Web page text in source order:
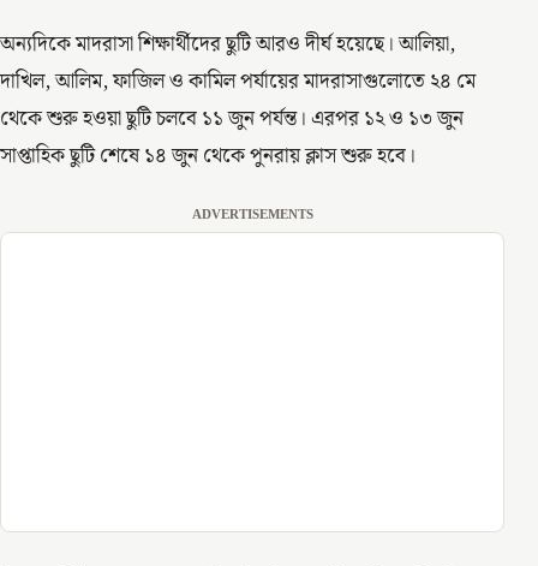
অন্যদিকে মাদরাসা শিক্ষার্থীদের ছুটি আরও দীর্ঘ হয়েছে। আলিয়া,
দাখিল, আলিম, ফাজিল ও কামিল পর্যায়ের মাদরাসাগুলোতে ২৪ মে
থেকে শুরু হওয়া ছুটি চলবে ১১ জুন পর্যন্ত। এরপর ১২ ও ১৩ জুন
সাপ্তাহিক ছুটি শেষে ১৪ জুন থেকে পুনরায় ক্লাস শুরু হবে।
ADVERTISEMENTS